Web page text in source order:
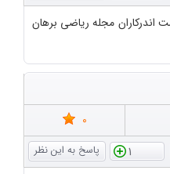
اندرکاران مجله ریاضی برهان
0
1